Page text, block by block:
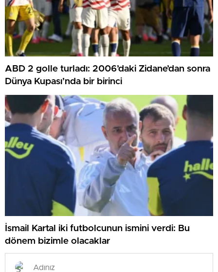
ABD 2 golle turladı: 2006’daki Zidane’dan sonra
Dünya Kupası’nda bir birinci
İsmail Kartal iki futbolcunun ismini verdi: Bu
dönem bizimle olacaklar